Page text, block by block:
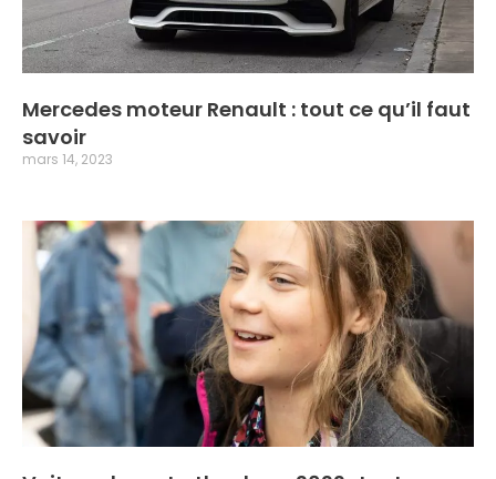
Mercedes moteur Renault : tout ce qu’il faut
savoir
mars 14, 2023